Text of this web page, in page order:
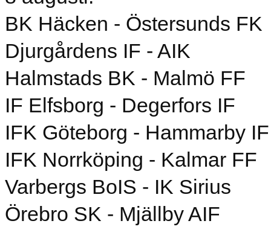
BK Häcken - Östersunds FK
Djurgårdens IF - AIK
Halmstads BK - Malmö FF
IF Elfsborg - Degerfors IF
IFK Göteborg - Hammarby IF
IFK Norrköping - Kalmar FF
Varbergs BoIS - IK Sirius
Örebro SK - Mjällby AIF